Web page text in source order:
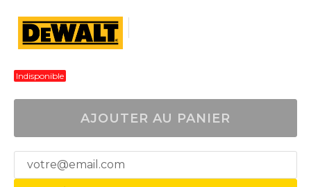
Indisponible
AJOUTER AU PANIER